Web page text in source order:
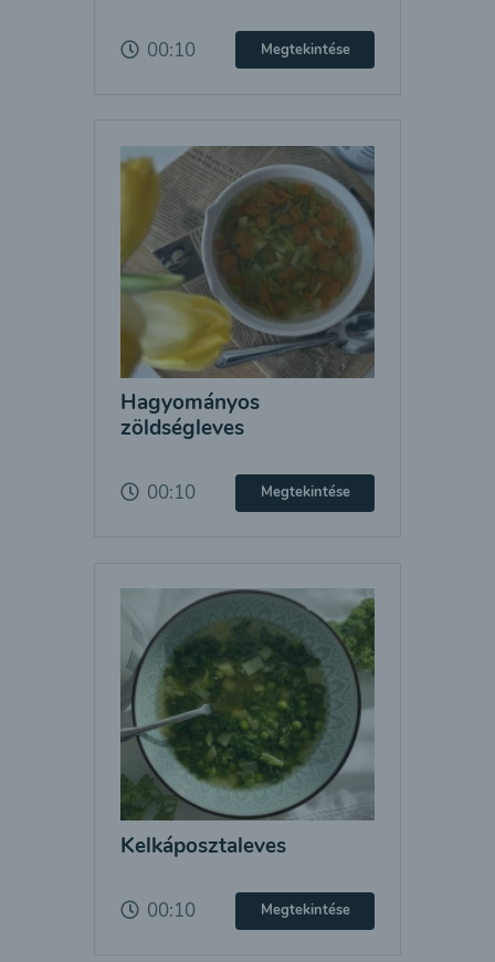
00:10 Megtekintése
Hagyományos
zöldségleves
00:10 Megtekintése
Kelkáposztaleves
00:10 Megtekintése